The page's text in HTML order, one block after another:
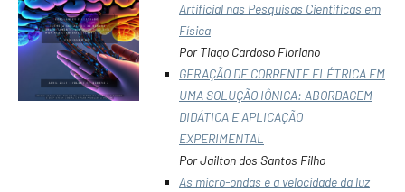
Artificial nas Pesquisas Científicas em
Física
Por Tiago Cardoso Floriano
GERAÇÃO DE CORRENTE ELÉTRICA EM
UMA SOLUÇÃO IÔNICA: ABORDAGEM
DIDÁTICA E APLICAÇÃO
EXPERIMENTAL
Por Jailton dos Santos Filho
As micro-ondas e a velocidade da luz